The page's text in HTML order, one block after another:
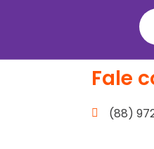
Fale
(88)